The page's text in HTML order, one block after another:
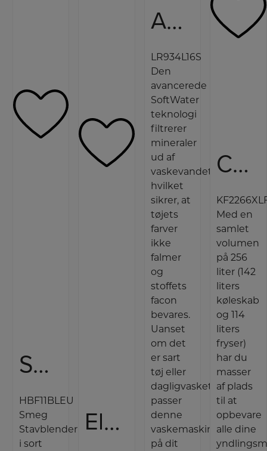
Smeg Stavblender
HBF11BLEU
Smeg
Stavblender
i sort
Electrolux Plancha Grillpande
AEG Vaskemaskine
LR934L16S
Den
avancerede
SoftWater
teknologi
filtrerer
mineraler
ud af
vaskevandet,
hvilket
sikrer, at
tøjets
farver
ikke
falmer
og
stoffets
facon
bevares.
Uanset
om det
er sart
tøj eller
dagligvasketøj,
passer
denne
vaskemaskine
på dit
Cylinda Køle-/fryseskab
Med en
samlet
volumen
på 256
liter (142
liters
køleskab
og 114
liters
fryser)
har du
masser
af plads
til at
opbevare
alle dine